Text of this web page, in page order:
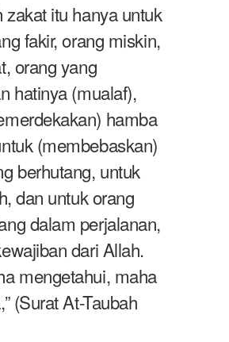
zakat itu hanya untuk
fakir, orang miskin,
orang yang
hatinya (mualaf),
hamba
(membebaskan)
berhutang, untuk
dan untuk orang
dalam perjalanan,
dari Allah.
mengetahui, maha
(Surat At-Taubah